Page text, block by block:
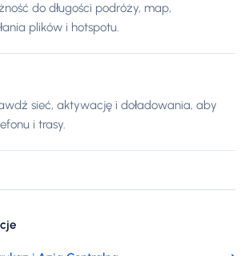
do długości podróży, map,
plików i hotspotu.
sieć, aktywację i doładowania, aby
i trasy.